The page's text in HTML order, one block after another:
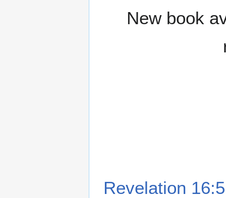
New book
Revelation